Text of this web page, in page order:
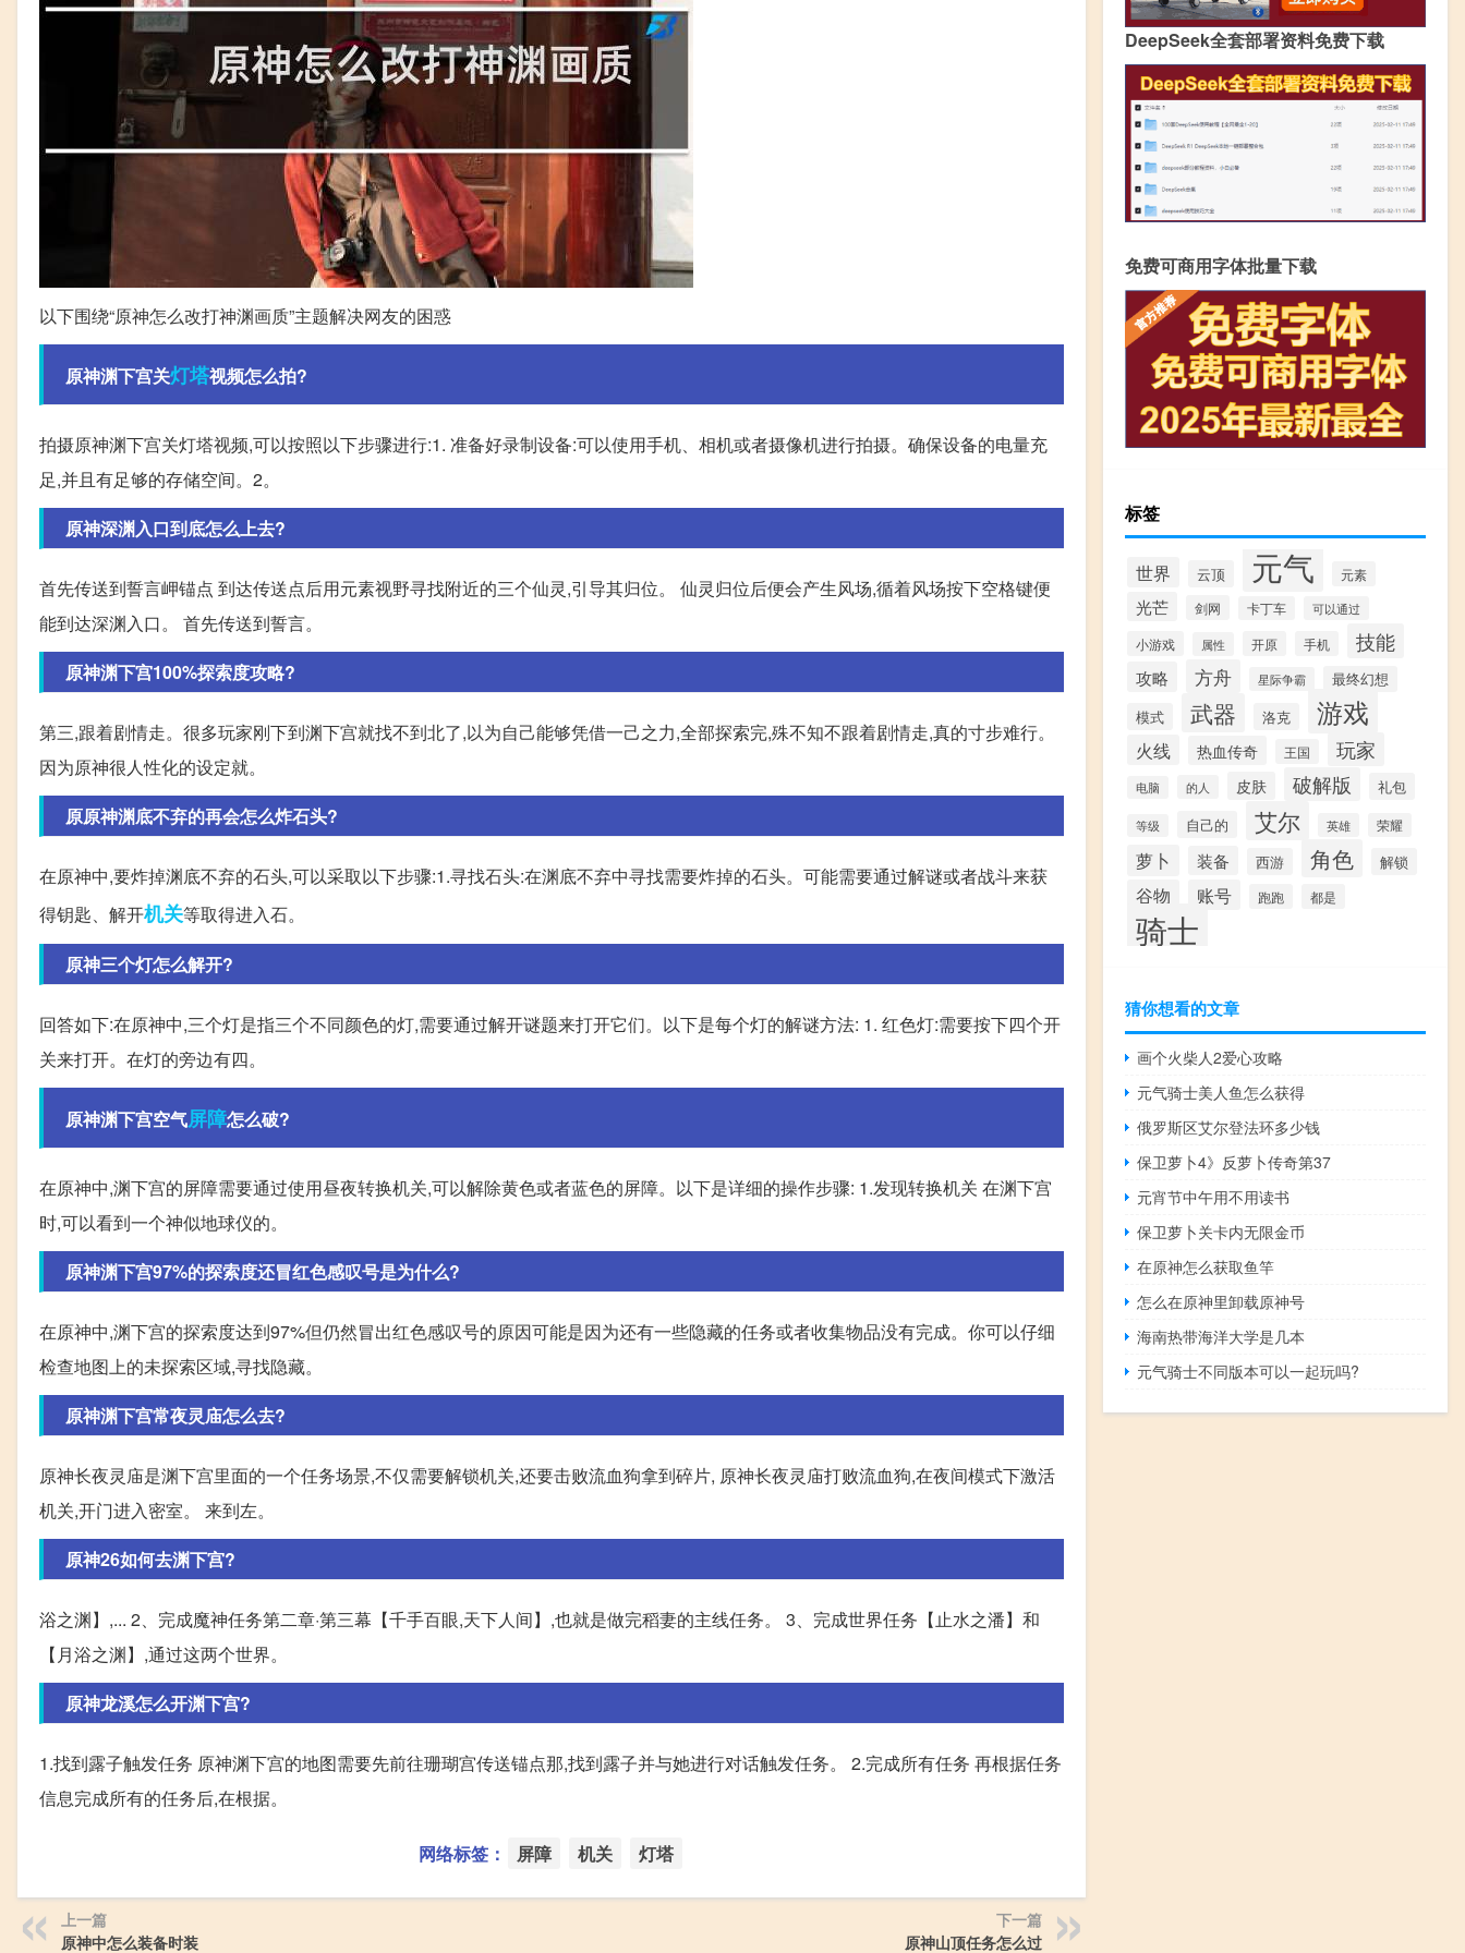
以下围绕“原神怎么改打神渊画质”主题解决网友的困惑
原神渊下宫关灯塔视频怎么拍?
拍摄原神渊下宫关灯塔视频,可以按照以下步骤进行:1. 准备好录制设备:可以使用手机、相机或者摄像机进行拍摄。确保设备的电量充
足,并且有足够的存储空间。2。
原神深渊入口到底怎么上去?
首先传送到誓言岬锚点 到达传送点后用元素视野寻找附近的三个仙灵,引导其归位。 仙灵归位后便会产生风场,循着风场按下空格键便
能到达深渊入口。 首先传送到誓言。
原神渊下宫100%探索度攻略?
第三,跟着剧情走。很多玩家刚下到渊下宫就找不到北了,以为自己能够凭借一己之力,全部探索完,殊不知不跟着剧情走,真的寸步难行。
因为原神很人性化的设定就。
原原神渊底不弃的再会怎么炸石头?
在原神中,要炸掉渊底不弃的石头,可以采取以下步骤:1.寻找石头:在渊底不弃中寻找需要炸掉的石头。可能需要通过解谜或者战斗来获
得钥匙、解开机关等取得进入石。
原神三个灯怎么解开?
回答如下:在原神中,三个灯是指三个不同颜色的灯,需要通过解开谜题来打开它们。以下是每个灯的解谜方法: 1. 红色灯:需要按下四个开
关来打开。在灯的旁边有四。
原神渊下宫空气屏障怎么破?
在原神中,渊下宫的屏障需要通过使用昼夜转换机关,可以解除黄色或者蓝色的屏障。以下是详细的操作步骤: 1.发现转换机关 在渊下宫
时,可以看到一个神似地球仪的。
原神渊下宫97%的探索度还冒红色感叹号是为什么?
在原神中,渊下宫的探索度达到97%但仍然冒出红色感叹号的原因可能是因为还有一些隐藏的任务或者收集物品没有完成。你可以仔细
检查地图上的未探索区域,寻找隐藏。
原神渊下宫常夜灵庙怎么去?
原神长夜灵庙是渊下宫里面的一个任务场景,不仅需要解锁机关,还要击败流血狗拿到碎片, 原神长夜灵庙打败流血狗,在夜间模式下激活
机关,开门进入密室。 来到左。
原神26如何去渊下宫?
浴之渊】,... 2、完成魔神任务第二章·第三幕【千手百眼,天下人间】,也就是做完稻妻的主线任务。 3、完成世界任务【止水之潘】和
【月浴之渊】,通过这两个世界。
原神龙溪怎么开渊下宫?
1.找到露子触发任务 原神渊下宫的地图需要先前往珊瑚宫传送锚点那,找到露子并与她进行对话触发任务。 2.完成所有任务 再根据任务
信息完成所有的任务后,在根据。
网络标签： 屏障 机关 灯塔
上一篇
原神中怎么装备时装
下一篇
原神山顶任务怎么过
DeepSeek全套部署资料免费下载
免费可商用字体批量下载
标签
世界 云顶 元气 元素
光芒 剑网 卡丁车 可以通过
小游戏 属性 开原 手机 技能
攻略 方舟 星际争霸 最终幻想
模式 武器 洛克 游戏
火线 热血传奇 王国 玩家
电脑 的人 皮肤 破解版 礼包
等级 自己的 艾尔 英雄 荣耀
萝卜 装备 西游 角色 解锁
谷物 账号 跑跑 都是
骑士
猜你想看的文章
画个火柴人2爱心攻略
元气骑士美人鱼怎么获得
俄罗斯区艾尔登法环多少钱
保卫萝卜4》反萝卜传奇第37
元宵节中午用不用读书
保卫萝卜关卡内无限金币
在原神怎么获取鱼竿
怎么在原神里卸载原神号
海南热带海洋大学是几本
元气骑士不同版本可以一起玩吗?